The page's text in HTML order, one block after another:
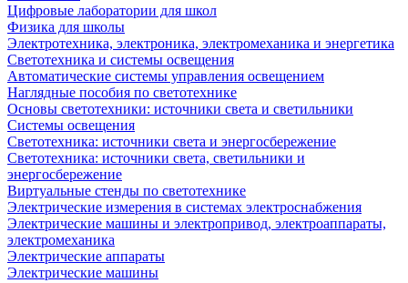
Цифровые лаборатории для школ
Физика для школы
Электротехника, электроника, электромеханика и энергетика
Светотехника и системы освещения
Автоматические системы управления освещением
Наглядные пособия по светотехнике
Основы светотехники: источники света и светильники
Системы освещения
Светотехника: источники света и энергосбережение
Светотехника: источники света, светильники и
энергосбережение
Виртуальные стенды по светотехнике
Электрические измерения в системах электроснабжения
Электрические машины и электропривод, электроаппараты,
электромеханика
Электрические аппараты
Электрические машины